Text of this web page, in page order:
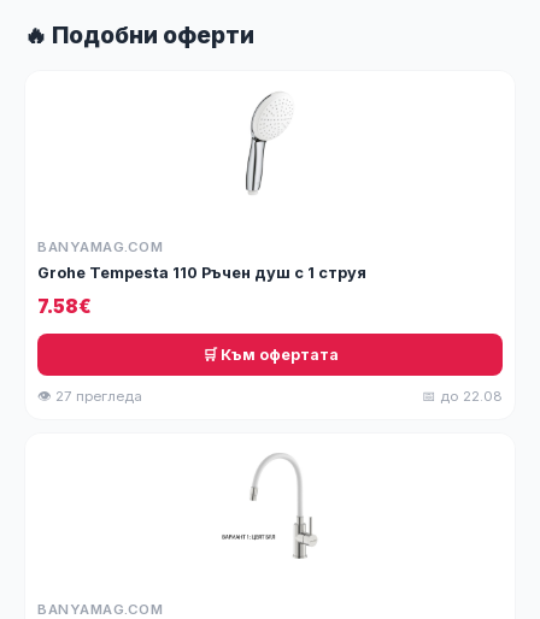
🔥 Подобни оферти
BANYAMAG.COM
Grohe Tempesta 110 Ръчен душ с 1 струя
7.58€
🛒 Към офертата
👁 27 прегледа 📅 до 22.08
BANYAMAG.COM